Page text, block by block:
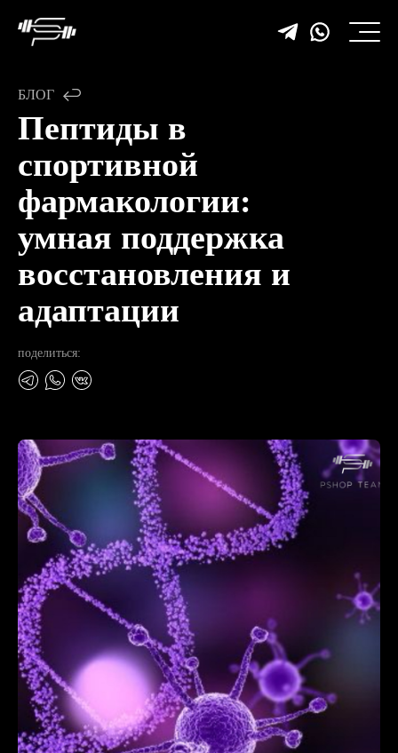
БЛОГ
Пептиды в
спортивной
фармакологии:
умная поддержка
восстановления и
адаптации
поделиться: